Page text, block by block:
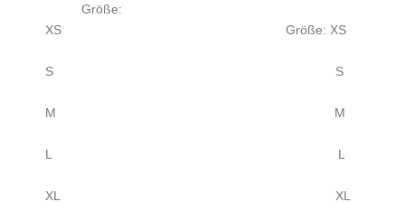
Größe:
XS Größe: XS
S S
M M
L L
XL XL